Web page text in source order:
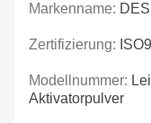
Markenname:
Zertifizierung:
Modellnummer:
Aktivatorpulver